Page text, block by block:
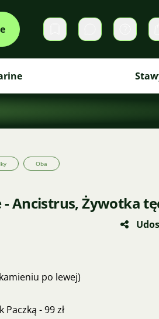
Prywatne
Oba
Ancistrus, Żywotka
po lewej)
Paczką - 99 zł